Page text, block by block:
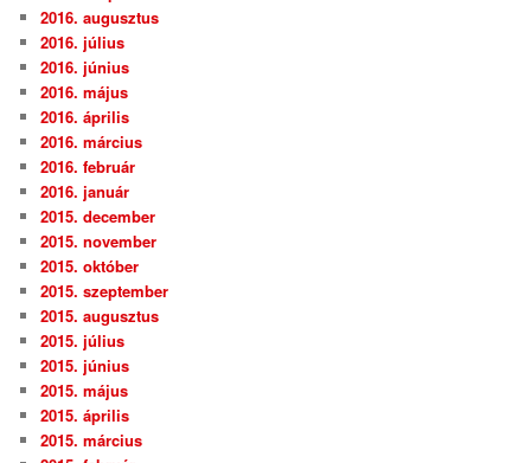
2016. augusztus
2016. július
2016. június
2016. május
2016. április
2016. március
2016. február
2016. január
2015. december
2015. november
2015. október
2015. szeptember
2015. augusztus
2015. július
2015. június
2015. május
2015. április
2015. március